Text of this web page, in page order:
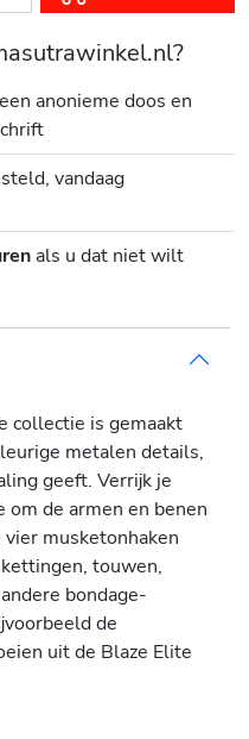
anonieme doos en
vandaag
als u dat niet wilt
collectie is gemaakt
metalen details,
geeft. Verrijk je
de armen en benen
musketonhaken
touwen,
bondage-
de
uit de Blaze Elite